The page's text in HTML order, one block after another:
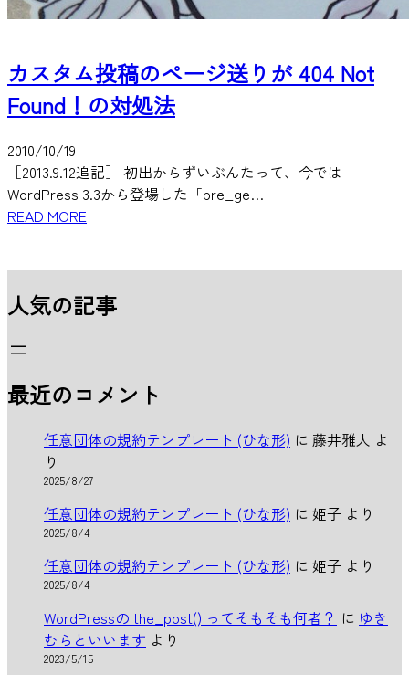
カスタム投稿のページ送りが 404 Not
Found！の対処法
2010/10/19
［2013.9.12追記］ 初出からずいぶんたって、今では
WordPress 3.3から登場した「pre_ge…
READ MORE
人気の記事
最近のコメント
任意団体の規約テンプレート (ひな形) に 藤井雅人 よ
り
2025/8/27
任意団体の規約テンプレート (ひな形) に 姫子 より
2025/8/4
任意団体の規約テンプレート (ひな形) に 姫子 より
2025/8/4
WordPressの the_post() ってそもそも何者？ に ゆき
むらといいます より
2023/5/15